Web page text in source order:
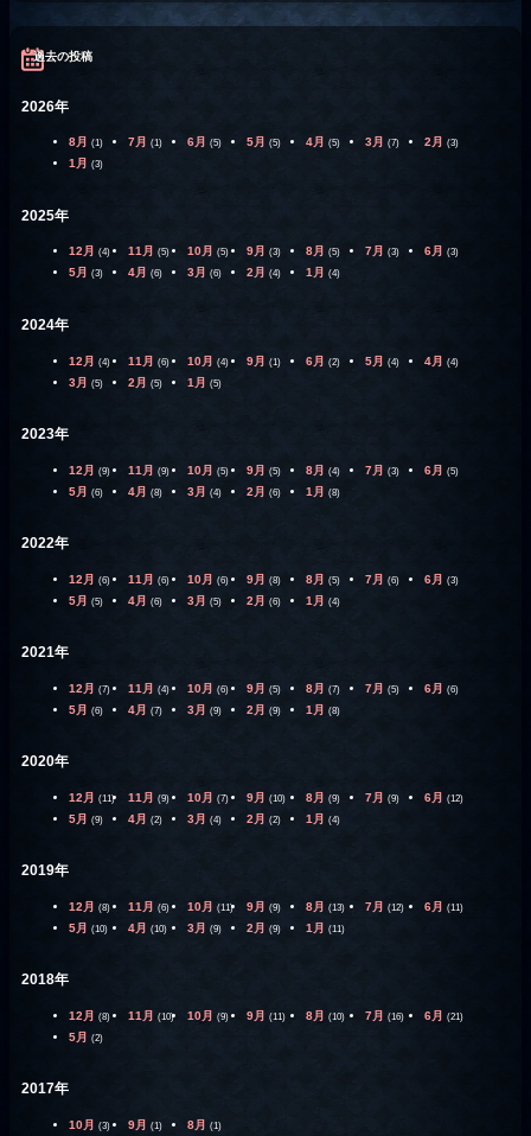
過去の投稿
2026年
8月 (1) 7月 (1) 6月 (5) 5月 (5) 4月 (5) 3月 (7) 2月 (3)
1月 (3)
2025年
12月 (4) 11月 (5) 10月 (5) 9月 (3) 8月 (5) 7月 (3) 6月 (3)
5月 (3) 4月 (6) 3月 (6) 2月 (4) 1月 (4)
2024年
12月 (4) 11月 (6) 10月 (4) 9月 (1) 6月 (2) 5月 (4) 4月 (4)
3月 (5) 2月 (5) 1月 (5)
2023年
12月 (9) 11月 (9) 10月 (5) 9月 (5) 8月 (4) 7月 (3) 6月 (5)
5月 (6) 4月 (8) 3月 (4) 2月 (6) 1月 (8)
2022年
12月 (6) 11月 (6) 10月 (6) 9月 (8) 8月 (5) 7月 (6) 6月 (3)
5月 (5) 4月 (6) 3月 (5) 2月 (6) 1月 (4)
2021年
12月 (7) 11月 (4) 10月 (6) 9月 (5) 8月 (7) 7月 (5) 6月 (6)
5月 (6) 4月 (7) 3月 (9) 2月 (9) 1月 (8)
2020年
12月 (11) 11月 (9) 10月 (7) 9月 (10) 8月 (9) 7月 (9) 6月 (12)
5月 (9) 4月 (2) 3月 (4) 2月 (2) 1月 (4)
2019年
12月 (8) 11月 (6) 10月 (11) 9月 (9) 8月 (13) 7月 (12) 6月 (11)
5月 (10) 4月 (10) 3月 (9) 2月 (9) 1月 (11)
2018年
12月 (8) 11月 (10) 10月 (9) 9月 (11) 8月 (10) 7月 (16) 6月 (21)
5月 (2)
2017年
10月 (3) 9月 (1) 8月 (1)